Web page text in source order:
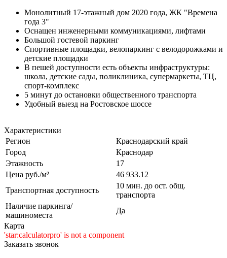
Монолитный 17-этажный дом 2020 года, ЖК "Времена
года 3"
Оснащен инженерными коммуникациями, лифтами
Большой гостевой паркинг
Спортивные площадки, велопаркинг с велодорожками и
детские площадки
В пешей доступности есть объекты инфраструктуры:
школа, детские сады, поликлиника, супермаркеты, ТЦ,
спорт-комплекс
5 минут до остановки общественного транспорта
Удобный выезд на Ростовское шоссе
Характеристики
Регион
Краснодарский край
Город
Краснодар
Этажность
17
Цена руб./м²
46 933.12
Транспортная доступность
10 мин. до ост. общ.
транспорта
Наличие паркинга/
машиноместа
Да
Карта
'star:calculatorpro' is not a component
Заказать звонок